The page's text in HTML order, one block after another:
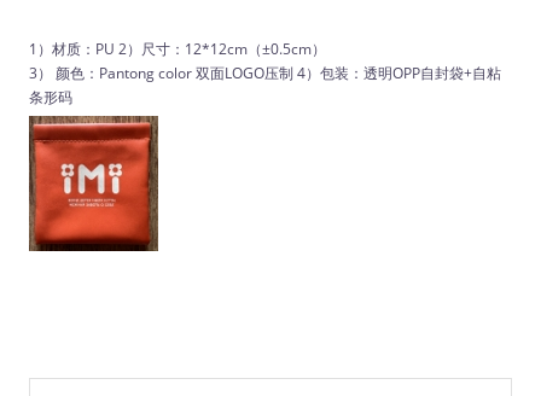
1）材质：PU 2）尺寸：12*12cm（±0.5cm）
3） 颜色：Pantong color 双面LOGO压制 4）包装：透明OPP自封袋+自粘
条形码